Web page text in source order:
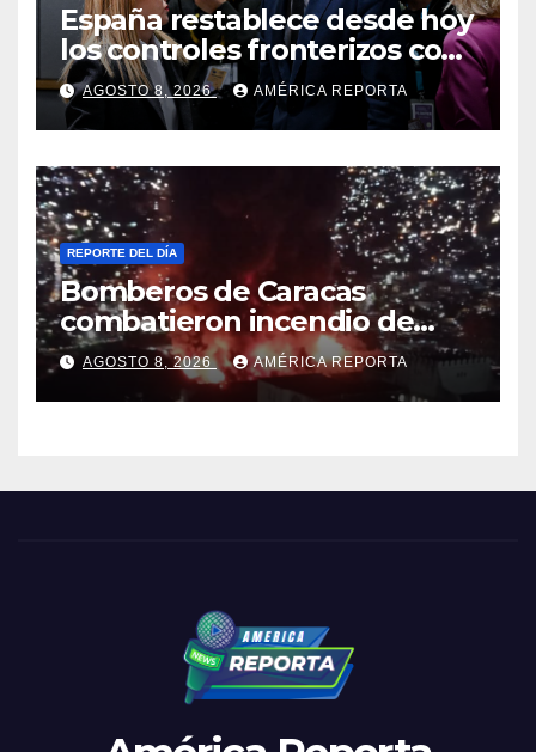
España restablece desde hoy
los controles fronterizos con
Italia tras el rechazo de Roma
a retirar las restricciones
AGOSTO 8, 2026 AMÉRICA REPORTA
REPORTE DEL DÍA
Bomberos de Caracas
combatieron incendio de
gran magnitud en zona
industrial de El Llanito
AGOSTO 8, 2026 AMÉRICA REPORTA